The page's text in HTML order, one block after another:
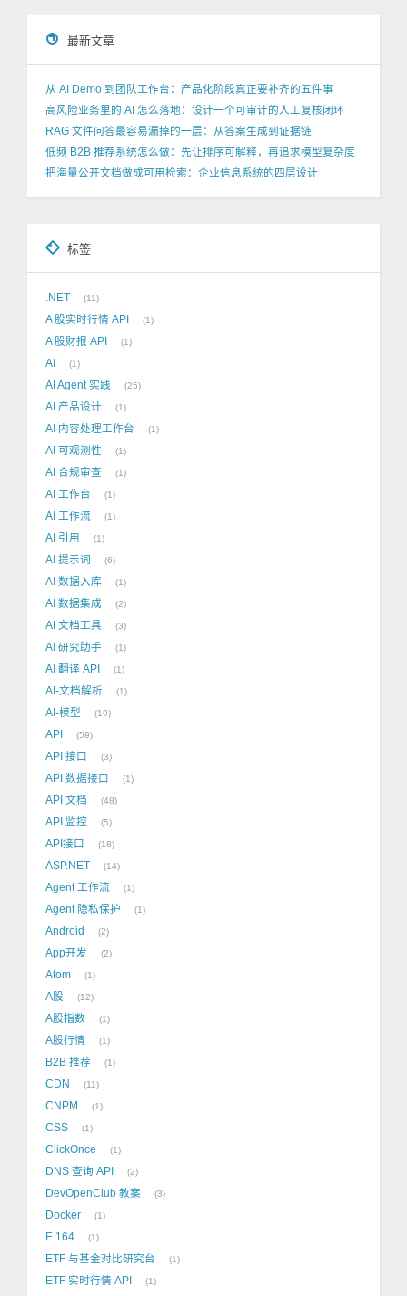
最新文章
从 AI Demo 到团队工作台：产品化阶段真正要补齐的五件事
高风险业务里的 AI 怎么落地：设计一个可审计的人工复核闭环
RAG 文件问答最容易漏掉的一层：从答案生成到证据链
低频 B2B 推荐系统怎么做：先让排序可解释，再追求模型复杂度
把海量公开文档做成可用检索：企业信息系统的四层设计
标签
.NET 11
A 股实时行情 API 1
A 股财报 API 1
AI 1
AI Agent 实践 25
AI 产品设计 1
AI 内容处理工作台 1
AI 可观测性 1
AI 合规审查 1
AI 工作台 1
AI 工作流 1
AI 引用 1
AI 提示词 6
AI 数据入库 1
AI 数据集成 2
AI 文档工具 3
AI 研究助手 1
AI 翻译 API 1
AI-文档解析 1
AI-模型 19
API 59
API 接口 3
API 数据接口 1
API 文档 48
API 监控 5
API接口 18
ASP.NET 14
Agent 工作流 1
Agent 隐私保护 1
Android 2
App开发 2
Atom 1
A股 12
A股指数 1
A股行情 1
B2B 推荐 1
CDN 11
CNPM 1
CSS 1
ClickOnce 1
DNS 查询 API 2
DevOpenClub 教案 3
Docker 1
E.164 1
ETF 与基金对比研究台 1
ETF 实时行情 API 1